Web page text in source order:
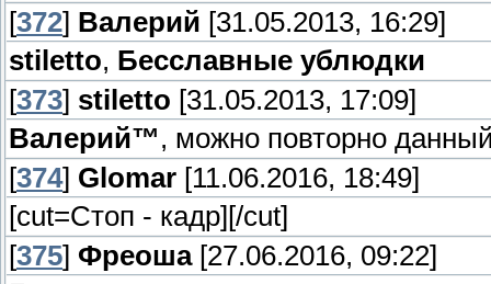
[372] Валерий [31.05.2013, 16:29]
stiletto, Бесславные ублюдки
[373] stiletto [31.05.2013, 17:09]
Валерий™, можно повторно
[374] Glomar [11.06.2016, 18:49]
[cut=Стоп - кадр] [/cut]
[375] Фреоша[27.06.2016, 09:22]